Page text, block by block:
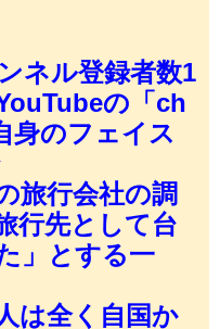
ネル登録者数1
の「ch
身のフェイス
旅行会社の調
行先として台
」とする一
は全く自国か